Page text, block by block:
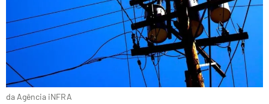
da Agência iNFRA